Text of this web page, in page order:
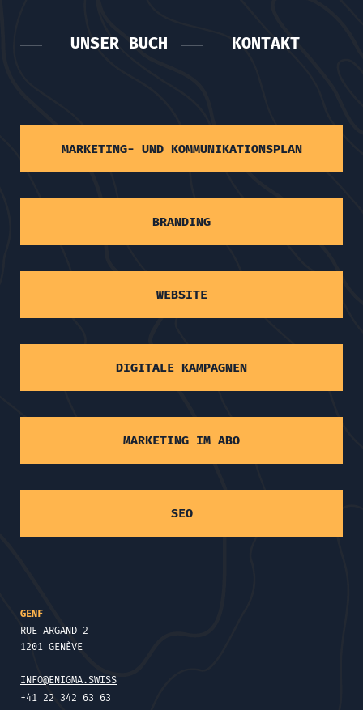
UNSER BUCH KONTAKT
MARKETING- UND KOMMUNIKATIONSPLAN
BRANDING
WEBSITE
DIGITALE KAMPAGNEN
MARKETING IM ABO
SEO
GENF
RUE ARGAND 2
1201 GENÈVE
INFO@ENIGMA.SWISS
+41 22 342 63 63